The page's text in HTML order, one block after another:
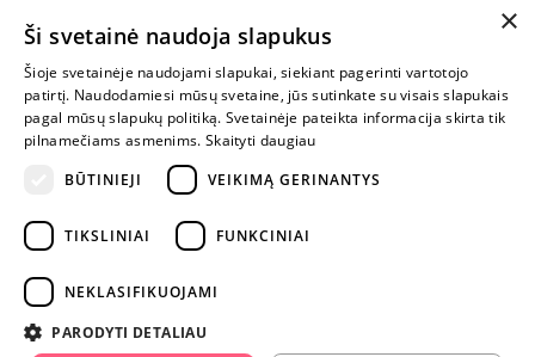
MYLIMIAUSIA
LIETUVOS
ELEKTRONINĖ
PARDUOTUVĖ
ŽAISTI
+370 600 84088
info@fantazijos.lt
×
Ši svetainė naudoja slapukus
Šioje svetainėje naudojami slapukai, siekiant pagerinti vartotojo
patirtį. Naudodamiesi mūsų svetaine, jūs sutinkate su visais slapukais
pagal mūsų slapukų politiką. Svetainėje pateikta informacija skirta tik
pilnamečiams asmenims. Skaityti daugiau
BŪTINIEJI
VEIKIMĄ GERINANTYS
TIKSLINIAI FUNKCINIAI
NEKLASIFIKUOJAMI
PARODYTI DETALIAU